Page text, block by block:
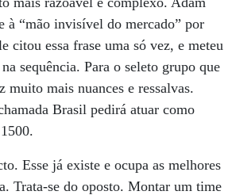
à “mão invisível do mercado” por
citou essa frase uma só vez, e meteu
sequência. Para o seleto grupo que
muito mais nuances e ressalvas.
Brasil pedirá atuar como
Esse já existe e ocupa as melhores
Trata-se do oposto. Montar um time